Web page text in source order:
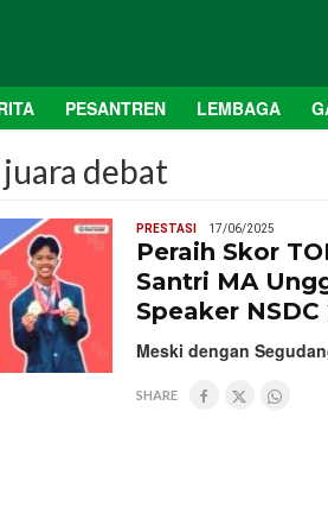
PESANTREN LEMBAGA
debat
PRESTASI 17/06/2025
Peraih Skor
Santri MA
Speaker NSDC
Meski dengan
SHARE